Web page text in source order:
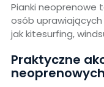
Pianki neoprenowe
osób
jak kitesurfing,
Praktyczne
neoprenowych